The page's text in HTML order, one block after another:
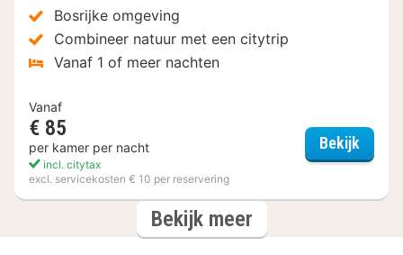
Bosrijke omgeving
Combineer natuur met een citytrip
Vanaf 1 of meer nachten
Vanaf
€ 85
per kamer per nacht
incl. citytax
excl. servicekosten € 10 per reservering
Bekijk
Bekijk meerhotels